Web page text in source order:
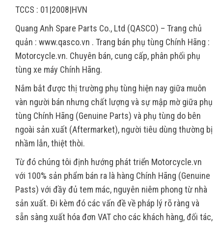
TCCS : 01|2008|HVN
Quang Anh Spare Parts Co., Ltd (QASCO) – Trang chủ
quản : www.qasco.vn . Trang bán phụ tùng Chính Hãng :
Motorcycle.vn. Chuyên bán, cung cấp, phân phối phụ
tùng xe máy Chính Hãng.
Nắm bắt được thị trường phụ tùng hiện nay giữa muôn
vàn người bán nhưng chất lượng và sự mập mờ giữa phụ
tùng Chính Hãng (Genuine Parts) và phụ tùng do bên
ngoài sản xuất (Aftermarket), người tiêu dùng thường bị
nhầm lẫn, thiệt thòi.
Từ đó chúng tôi định hướng phát triển Motorcycle.vn
với 100% sản phẩm bán ra là hàng Chính Hãng (Genuine
Pasts) với đầy đủ tem mác, nguyên niêm phong từ nhà
sản xuất. Đi kèm đó các vấn đề về pháp lý rõ ràng và
sẵn sàng xuất hóa đơn VAT cho các khách hàng, đối tác,